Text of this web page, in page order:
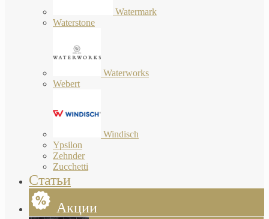
Watermark
Waterstone
Waterworks
Webert
Windisch
Ypsilon
Zehnder
Zucchetti
Статьи
Акции